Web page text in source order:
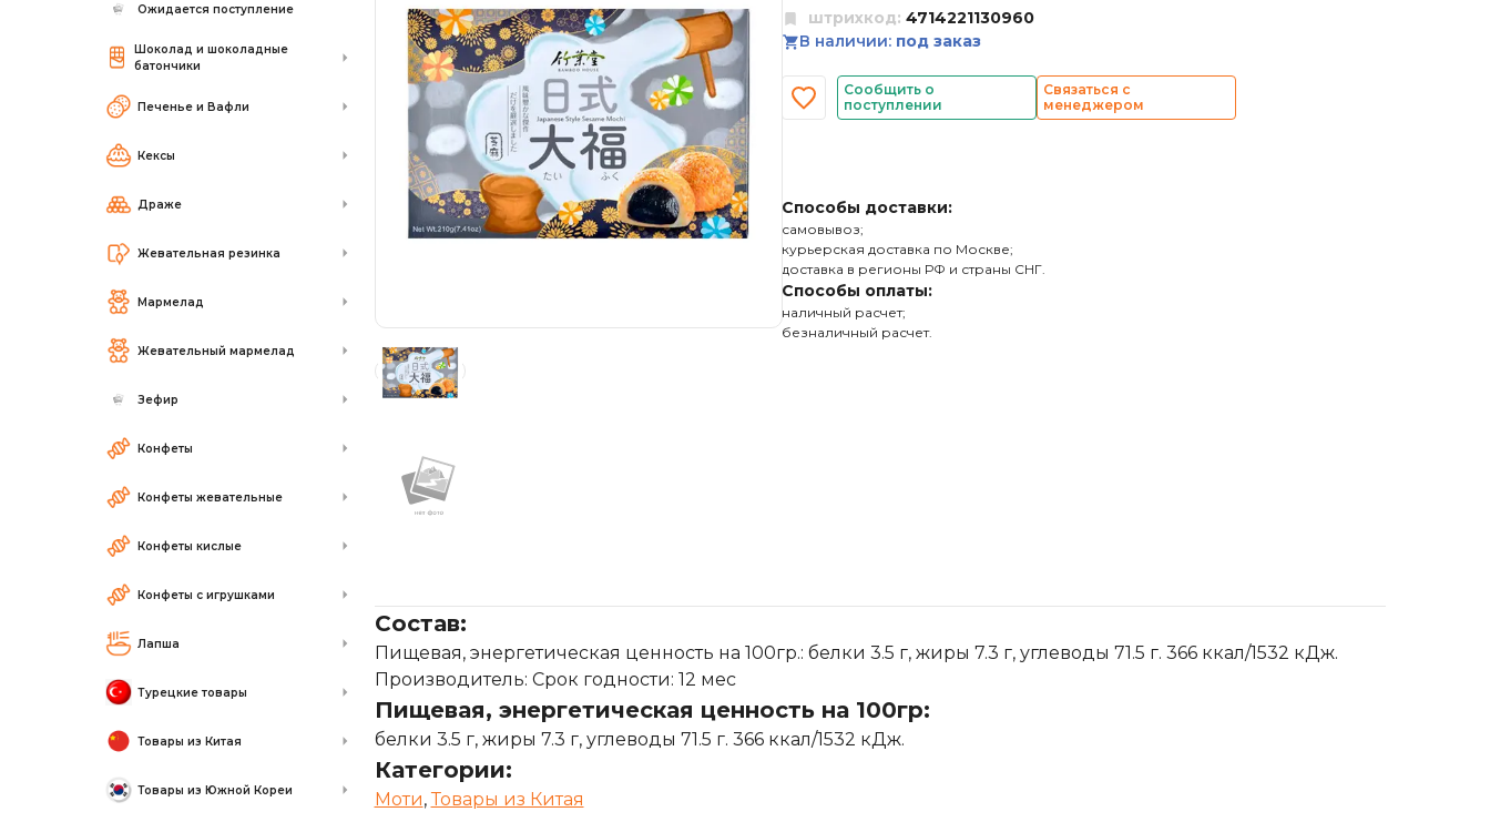
Ожидается поступление
Шоколад и шоколадные
батончики
Печенье и Вафли
Кексы
Драже
Жевательная резинка
Мармелад
Жевательный мармелад
Зефир
Конфеты
Конфеты жевательные
Конфеты кислые
Конфеты с игрушками
Лапша
Турецкие товары
Товары из Китая
Товары из Южной Кореи
штрихкод: 4714221130960
В наличии: под заказ
Сообщить о
поступлении
Связаться с
менеджером
Способы доставки:
самовывоз;
курьерская доставка по Москве;
доставка в регионы РФ и страны СНГ.
Способы оплаты:
наличный расчет;
безналичный расчет.
Состав:
Пищевая, энергетическая ценность на 100гр.: белки 3.5 г, жиры 7.3 г, углеводы 71.5 г. 366 ккал/1532 кДж.
Производитель: Срок годности: 12 мес
Пищевая, энергетическая ценность на 100гр:
белки 3.5 г, жиры 7.3 г, углеводы 71.5 г. 366 ккал/1532 кДж.
Категории:
Моти,Товары из Китая